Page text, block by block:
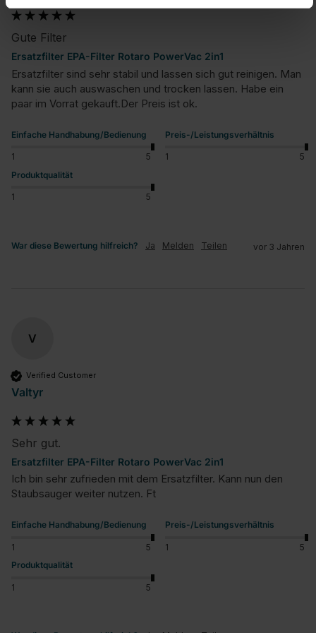
Gute Filter
Ersatzfilter EPA-Filter Rotaro PowerVac 2in1
Ersatzfilter sind sehr stabil und lassen sich gut reinigen. Man
kann sie auch auswaschen und trocken lassen. Habe ein
paar im Vorrat gekauft.Der Preis ist ok.
Einfache Handhabung/Bedienung
1 5
Preis-/Leistungsverhältnis
1
5
Produktqualität
1 5
War diese Bewertung hilfreich? Ja Melden Teilen vor 3 Jahren
V
Verified Customer
Valtyr
Sehr gut.
Ersatzfilter EPA-Filter Rotaro PowerVac 2in1
Ich bin sehr zufrieden mit dem Ersatzfilter. Kann nun den
Staubsauger weiter nutzen. Ft
Einfache Handhabung/Bedienung
1 5
Preis-/Leistungsverhältnis
1
5
Produktqualität
1 5